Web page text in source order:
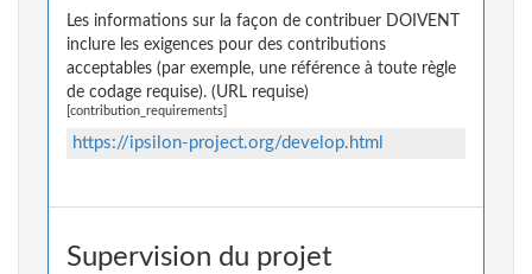
Les informations sur la façon de contribuer DOIVENT
inclure les exigences pour des contributions
acceptables (par exemple, une référence à toute règle
de codage requise). (URL requise)
[contribution_requirements]
https://ipsilon-project.org/develop.html
Supervision du projet